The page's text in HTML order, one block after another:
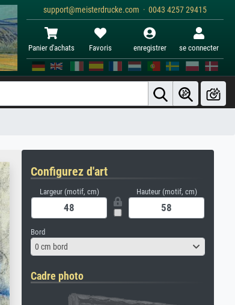
support@meisterdrucke.com · 0043 4257 29415
Panier d'achats Favoris enregistrer se connecter
Configurez d'art
Largeur (motif, cm) Hauteur (motif, cm)
Bord
0 cm bord
Cadre photo